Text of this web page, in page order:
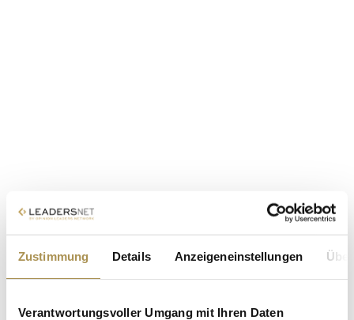
Zustimmung Details Anzeigeneinstellungen
Verantwortungsvoller Umgang mit Ihren Daten